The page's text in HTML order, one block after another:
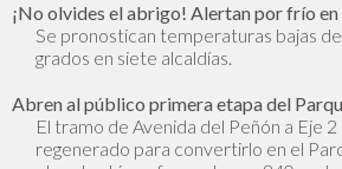
¡No olvides el abrigo! Alertan por frío
Se pronostican temperaturas bajas
grados en siete alcaldías.
Abren al público primera etapa del
El tramo de Avenida del Peñón a Eje
regenerado para convertirlo en el